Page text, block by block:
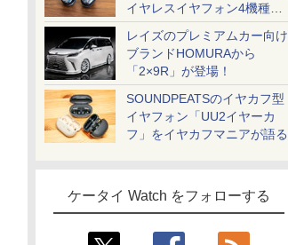
イヤレスイヤフォン4機種を
一気に聴く
レイズのプレミアムカー向け
ブランドHOMURAから
「2×9R」が登場！
SOUNDPEATSのイヤカフ型
イヤフォン「UU2イヤーカ
フ」をイヤカフマニアが語る
ケータイ Watch をフォローする